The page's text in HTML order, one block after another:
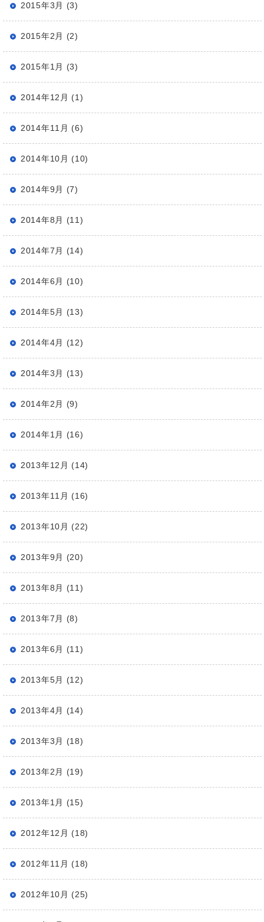
2015年3月 (3)
2015年2月 (2)
2015年1月 (3)
2014年12月 (1)
2014年11月 (6)
2014年10月 (10)
2014年9月 (7)
2014年8月 (11)
2014年7月 (14)
2014年6月 (10)
2014年5月 (13)
2014年4月 (12)
2014年3月 (13)
2014年2月 (9)
2014年1月 (16)
2013年12月 (14)
2013年11月 (16)
2013年10月 (22)
2013年9月 (20)
2013年8月 (11)
2013年7月 (8)
2013年6月 (11)
2013年5月 (12)
2013年4月 (14)
2013年3月 (18)
2013年2月 (19)
2013年1月 (15)
2012年12月 (18)
2012年11月 (18)
2012年10月 (25)